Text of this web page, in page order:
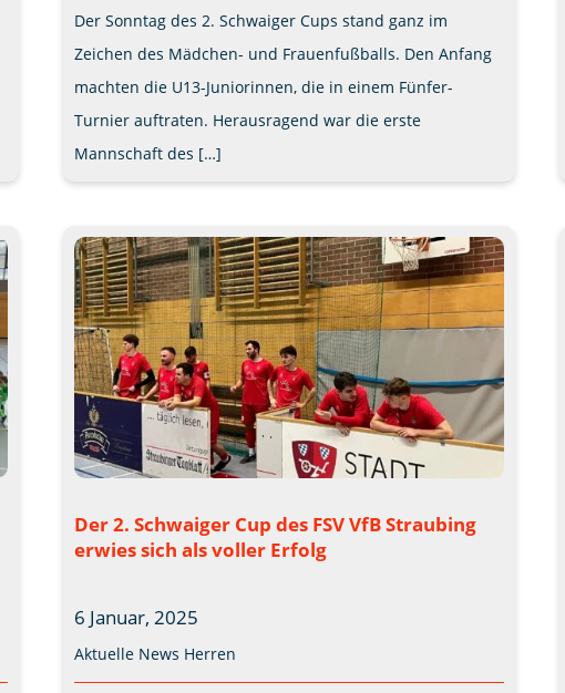
Der Sonntag des 2. Schwaiger Cups stand ganz im
Zeichen des Mädchen- und Frauenfußballs. Den Anfang
machten die U13-Juniorinnen, die in einem Fünfer-
Turnier auftraten. Herausragend war die erste
Mannschaft des […]
Der 2. Schwaiger Cup des FSV VfB Straubing
erwies sich als voller Erfolg
6 Januar, 2025
Aktuelle News Herren